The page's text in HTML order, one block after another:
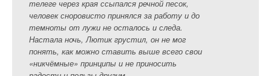
телеге через края ссыпался речной песок,
человек сноровисто принялся за работу и до
темноты от лужи не осталось и следа.
Настала ночь, Лютик грустил, он не мог
понять, как можно ставить выше всего свои
«никчёмные» принципы и не приносить